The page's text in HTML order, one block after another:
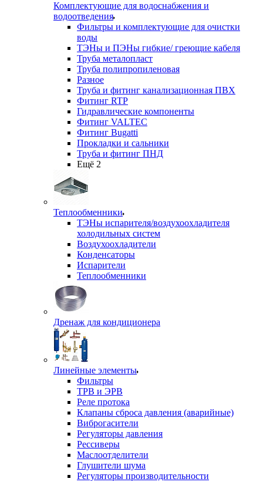
Комплектующие для водоснабжения и
водоотведения
Фильтры и комплектующие для очистки
воды
ТЭНы и ПЭНы гибкие/ греющие кабеля
Труба металопласт
Труба полипропиленовая
Разное
Труба и фитинг канализационная ПВХ
Фитинг RTP
Гидравлические компоненты
Фитинг VALTEC
Фитинг Bugatti
Прокладки и сальники
Труба и фитинг ПНД
Ещё 2
Теплообменники
ТЭНы испарителя/воздухоохладителя
холодильных систем
Воздухоохладители
Конденсаторы
Испарители
Теплообменники
Дренаж для кондиционера
Линейные элементы
Фильтры
ТРВ и ЭРВ
Реле протока
Клапаны сброса давления (аварийные)
Виброгасители
Регуляторы давления
Рессиверы
Маслоотделители
Глушители шума
Регуляторы производительности